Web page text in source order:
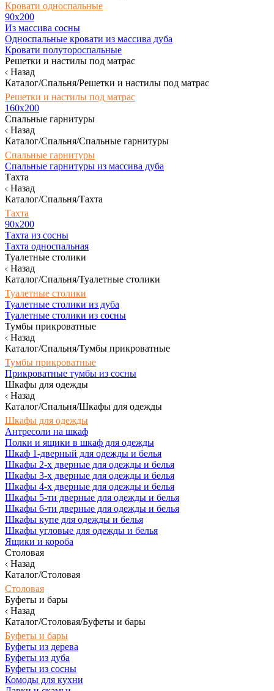
Кровати односпальные
90х200
Из массива сосны
Односпальные кровати из массива дуба
Кровати полутороспальные
Решетки и настилы под матрас
Назад
Каталог/Спальня/Решетки и настилы под матрас
Решетки и настилы под матрас
160х200
Спальные гарнитуры
Назад
Каталог/Спальня/Спальные гарнитуры
Спальные гарнитуры
Спальные гарнитуры из массива дуба
Тахта
Назад
Каталог/Спальня/Тахта
Тахта
90х200
Тахта из сосны
Тахта односпальная
Туалетные столики
Назад
Каталог/Спальня/Туалетные столики
Туалетные столики
Туалетные столики из дуба
Туалетные столики из сосны
Тумбы прикроватные
Назад
Каталог/Спальня/Тумбы прикроватные
Тумбы прикроватные
Прикроватные тумбы из сосны
Шкафы для одежды
Назад
Каталог/Спальня/Шкафы для одежды
Шкафы для одежды
Антресоли на шкаф
Полки и ящики в шкаф для одежды
Шкаф 1-дверный для одежды и белья
Шкафы 2-х дверные для одежды и белья
Шкафы 3-х дверные для одежды и белья
Шкафы 4-х дверные для одежды и белья
Шкафы 5-ти дверные для одежды и белья
Шкафы 6-ти дверные для одежды и белья
Шкафы купе для одежды и белья
Шкафы угловые для одежды и белья
Ящики и короба
Столовая
Назад
Каталог/Столовая
Столовая
Буфеты и бары
Назад
Каталог/Столовая/Буфеты и бары
Буфеты и бары
Буфеты из дерева
Буфеты из дуба
Буфеты из сосны
Комоды для кухни